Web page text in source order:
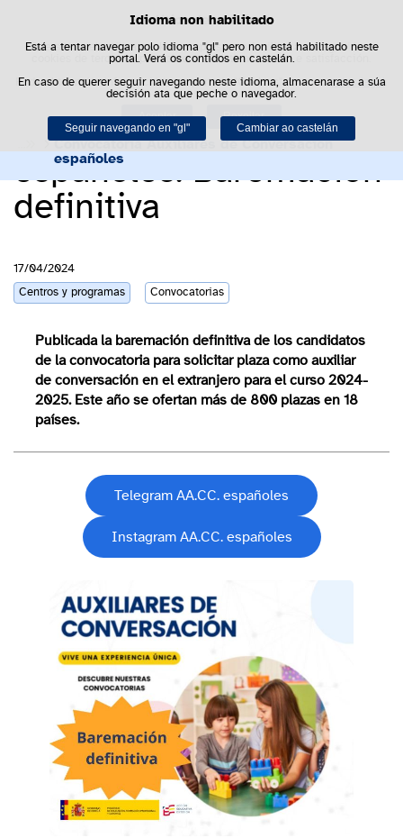
Política de cookies
Este sitio web utiliza cookies propias para facilitar a navegación e
cookies de terceiros para obter estatísticas de uso e satisfacción.
Pode obter máis información no apartado "Cookies" do nosoaviso legal
Aceptar Rexeitar
Idioma non habilitado
Está a tentar navegar polo idioma "gl" pero non está habilitado neste
portal. Verá os contidos en castelán.
En caso de querer seguir navegando neste idioma, almacenarase a súa
decisión ata que peche o navegador.
Seguir navegando en "gl" Cambiar ao castelán
Saltar al contenido
Convocatoria Auxiliares de Conversación
españoles
Auxiliares de
Conversación
españoles. Baremación
definitiva
17/04/2024
Centros y programas Convocatorias
Publicada la baremación definitiva de los candidatos
de la convocatoria para solicitar plaza como auxiliar
de conversación en el extranjero para el curso 2024-
2025. Este año se ofertan más de 800 plazas en 18
países.
Telegram AA.CC. españoles
Instagram AA.CC. españoles